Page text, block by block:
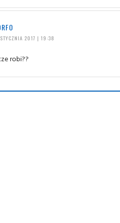
2017 | 19:38
robi??